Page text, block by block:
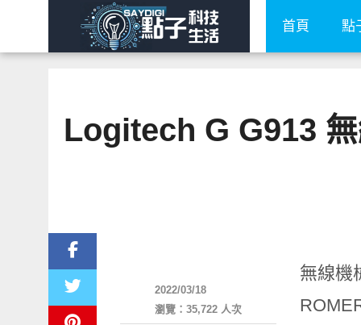
首頁 點
Logitech G G913
無線機
2022/03/18
瀏覽：35,722 人次